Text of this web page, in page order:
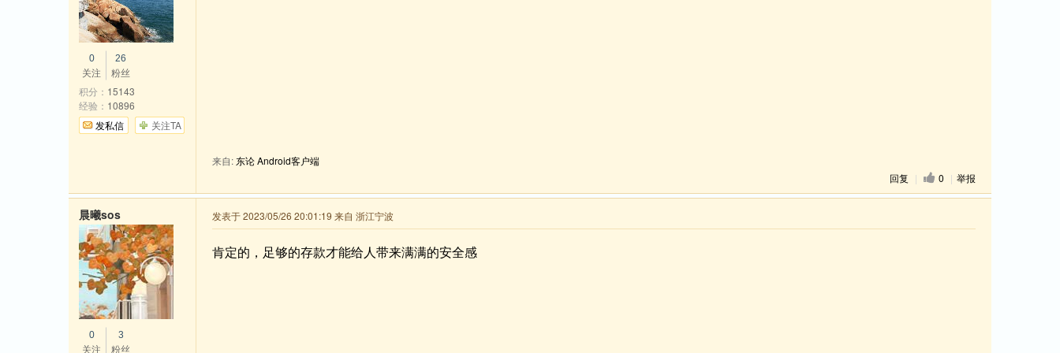
来自:东论 Android客户端
回复 | 0 | 举报
0
关注
26
粉丝
积分： 15143
经验： 10896
发私信
关注TA
发表于 2023/05/26 20:01:19 来自 浙江宁波
肯定的，足够的存款才能给人带来满满的安全感
晨曦sos
0
关注
3
粉丝